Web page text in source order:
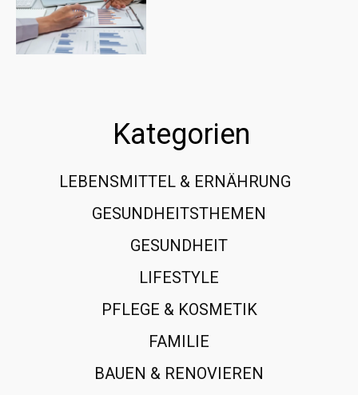
Kategorien
LEBENSMITTEL & ERNÄHRUNG
GESUNDHEITSTHEMEN
GESUNDHEIT
LIFESTYLE
PFLEGE & KOSMETIK
FAMILIE
BAUEN & RENOVIEREN